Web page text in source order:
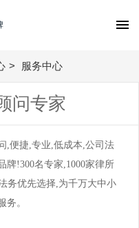
> 服务中心
问专家
捷,专业,低成本,公司法
牌!300名专家,1000家律所
务优先选择,为千万大中小
务。